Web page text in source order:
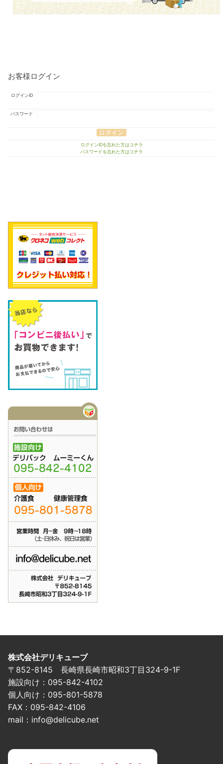
お客様ログイン
ログインID
パスワード
ログインIDを忘れた方はコチラ
パスワードを忘れた方はコチラ
株式会社デリキューブ
〒852-8145 長崎県長崎市昭和3丁目324-9-1F
施設向け：095-842-4102
個人向け：095-801-5878
FAX：095-842-4106
mail：info@delicube.net